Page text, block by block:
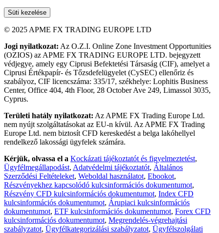
Süti kezelése
© 2025 APME FX TRADING EUROPE LTD
Jogi nyilatkozat: Az O.Z.I. Online Zone Investment Opportunities
(OZIOS) az APME FX TRADING EUROPE LTD. bejegyzett
védjegye, amely egy Ciprusi Befektetési Társaság (CIF), amelyet a
Ciprusi Értékpapír- és Tőzsdefelügyelet (CySEC) ellenőriz és
szabályoz, CIF licencszáma: 335/17, székhelye: Lophitis Business
Center, Office 404, 4th Floor, 28 October Ave 249, Limassol 3035,
Cyprus.
Területi hatály nyilatkozat: Az APME FX Trading Europe Ltd.
nem nyújt szolgáltatásokat az EU-n kívül. Az APME FX Trading
Europe Ltd. nem biztosít CFD kereskedést a belga lakóhellyel
rendelkező lakossági ügyfelek számára.
Kérjük, olvassa el a Kockázati tájékoztatót és figyelmeztetést,
Ügyfélmegállapodást, Adatvédelmi tájékoztatót, Általános
Szerződési Feltételeket, Weboldal használatot, Ebookot,
Részvényekhez kapcsolódó kulcsinformációs dokumentumot,
Részvény CFD kulcsinformációs dokumentumot, Index CFD
kulcsinformációs dokumentumot, Árupiaci kulcsinformációs
dokumentumot, ETF kulcsinformációs dokumentumot, Forex CFD
kulcsinformációs dokumentumot, Megrendelés-végrehajtási
szabályzatot, Ügyfélkategorizálási szabályzatot, Ügyfélszolgálati